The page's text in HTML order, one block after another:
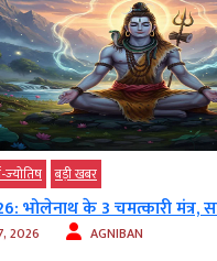
ज्‍योतिष बड़ी खबर
भोलेनाथ के 3 चमत्कारी मंत्र,
2026 AGNIBAN